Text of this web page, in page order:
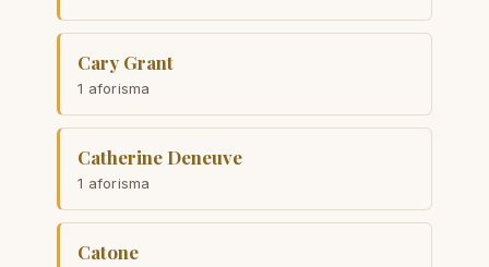
Cary Grant
1 aforisma
Catherine Deneuve
1 aforisma
Catone